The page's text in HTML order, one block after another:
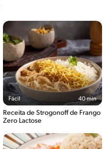
Fácil 40 min
Receita de Strogonoff de Frango
Zero Lactose